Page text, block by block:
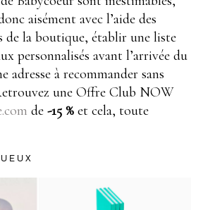
aisément avec l’aide des
de la boutique, établir une liste
personnalisés avant l’arrivée du
adresse à recommander sans
une Offre Club NOW
de -15 % et cela, toute